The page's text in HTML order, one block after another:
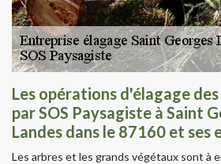
Les opérations d'élagage
par SOS Paysagiste à Saint
Landes dans le 87160 et ses
Les arbres et les grands végétaux sont à